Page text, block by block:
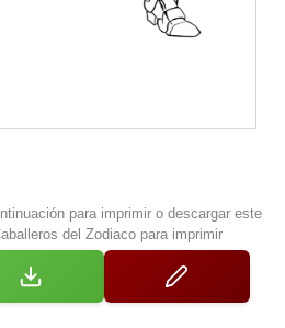
para imprimir o descargar este
del Zodiaco para imprimir